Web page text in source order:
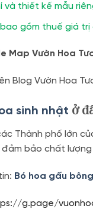
và thiết kế mẫu
gồm thuế giá trị
Map Vườn Hoa
Blog Vườn Hoa
sinh nhật ở
Thành phố lớn
bảo chất
Bó hoa gấu bông
g.page/